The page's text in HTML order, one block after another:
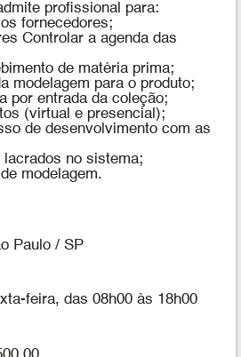
profissional para:
fornecedores;
Controlar a agenda das
de matéria prima;
modelagem para o produto;
por entrada da coleção;
(virtual e presencial);
de desenvolvimento com as
no sistema;
modelagem.
Paulo / SP
feira, das 08h00 às 18h00